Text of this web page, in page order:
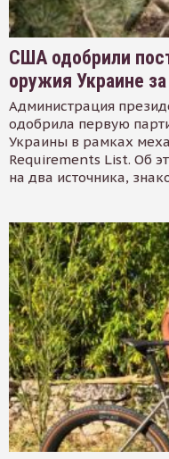
США одобрили
оружия Украине
Администрация
одобрила первую
Украины в рамках
Requirements List. Об
на два источника,